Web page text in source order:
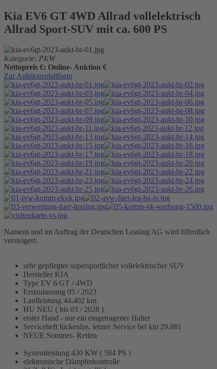
Kia EV6 GT 4WD Allrad vollelektrisch
Allrad Sport-SUV mit ca. 600 PS
Kategorie: PKW
Nettopreis €: Online- Auktion €
Zur Auktionsplattform
Namens und im Auftrag der Deutschen Leasing AG wird öffentlich
versteigert:
sehr gepflegter supersportlicher vollelektrischer SUV
Hersteller KIA
Type EV 6 GT / 4WD
Erstzulassung 05 / 2023
Laufleistung 44.402 km
HU NEU ( bis 03 / 2028 )
erster Hand - nur ein eingetragener Halter
Serviceheft lückenlos, letzter Service bei km 29.881
NEUE Sommer- Reifen
Systemleistung 430 KW ( 584 PS )
elektronische Dämpferkontrolle